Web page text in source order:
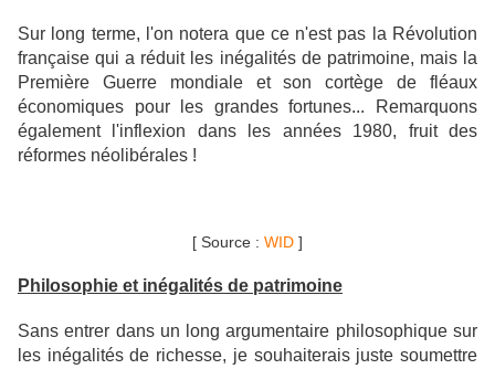
Sur long terme, l'on notera que ce n'est pas la Révolution
française qui a réduit les inégalités de patrimoine, mais la
Première Guerre mondiale et son cortège de fléaux
économiques pour les grandes fortunes... Remarquons
également l'inflexion dans les années 1980, fruit des
réformes néolibérales !
[ Source : WID ]
Philosophie et inégalités de patrimoine
Sans entrer dans un long argumentaire philosophique sur
les inégalités de richesse, je souhaiterais juste soumettre